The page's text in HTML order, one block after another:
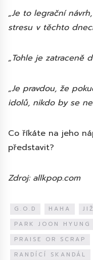
„Je to legrační
stresu v těchto
„Tohle je zatraceně
„Je pravdou, že
idolů, nikdo by se
Co říkáte na jeho
představit?
Zdroj: allkpop.com
G.O.D HAHA
PARK JOON HYUNG
PRAISE OR SCRAP
RANDÍCÍ SKANDÁL